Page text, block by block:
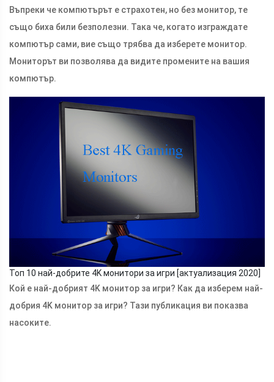
Въпреки че компютърът е страхотен, но без монитор, те
също биха били безполезни. Така че, когато изграждате
компютър сами, вие също трябва да изберете монитор.
Мониторът ви позволява да видите промените на вашия
компютър.
Топ 10 най-добрите 4K монитори за игри [актуализация 2020]
Кой е най-добрият 4K монитор за игри? Как да изберем най-
добрия 4K монитор за игри? Тази публикация ви показва
насоките.